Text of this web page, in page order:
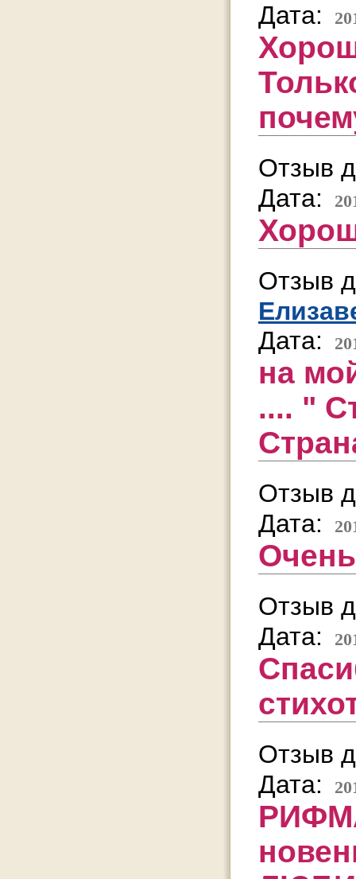
Дата:
Отзыв
Дата:
Отзыв
Дата:
на
.... "
Отзыв
Дата:
Отзыв
Дата:
Отзыв
Дата: